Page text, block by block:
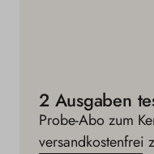
2 Ausgaben
Probe-Abo zum
versandkostenfrei